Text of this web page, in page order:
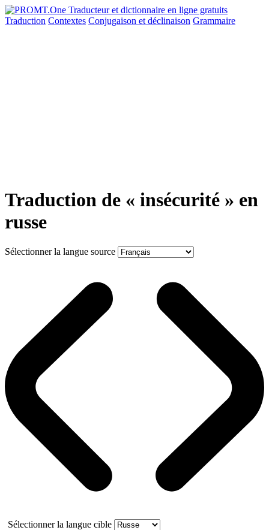
Traduction Contextes Conjugaison et déclinaison Grammaire
Traduction de « insécurité » en
russe
Sélectionner la langue source
Sélectionner la langue cible